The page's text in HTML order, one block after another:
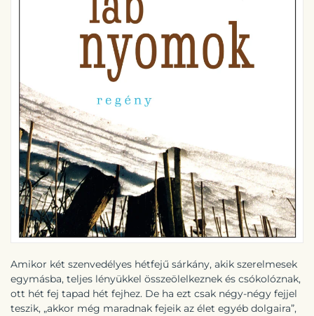
Amikor két szenvedélyes hétfejű sárkány, akik szerelmesek
egymásba, teljes lényükkel összeölelkeznek és csókolóznak,
ott hét fej tapad hét fejhez. De ha ezt csak négy-négy fejjel
teszik, „akkor még maradnak fejeik az élet egyéb dolgaira”,